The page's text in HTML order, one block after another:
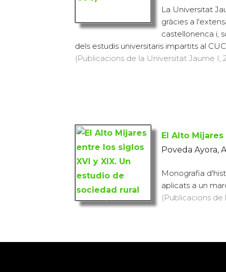
La Universitat
gràcies a
castellonenca i,
dels estudis universitaris impartits al CUC.
(Publicacions de la Universitat Jaume I,
El Alto
Poveda Ayora,
Monografia
aplicats a un
(Publicacions de